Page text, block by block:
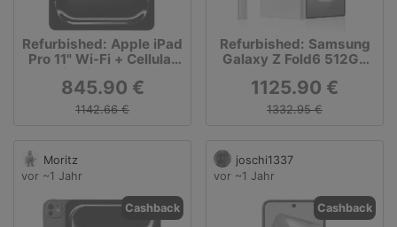
Refurbished: Apple iPad
Pro 11" Wi-Fi + Cellular
845.90 €
1142.66 €
Refurbished: Samsung
Galaxy Z Fold6 512GB
1125.90 €
1332.95 €
Moritz
vor ~1 Jahr
Cashback
joschi1337
vor ~1 Jahr
Cashback